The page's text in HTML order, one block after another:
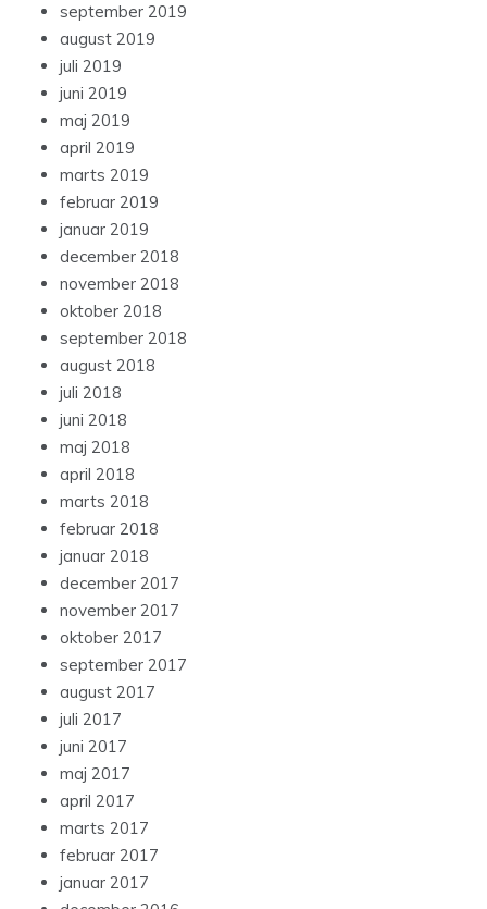
september 2019
august 2019
juli 2019
juni 2019
maj 2019
april 2019
marts 2019
februar 2019
januar 2019
december 2018
november 2018
oktober 2018
september 2018
august 2018
juli 2018
juni 2018
maj 2018
april 2018
marts 2018
februar 2018
januar 2018
december 2017
november 2017
oktober 2017
september 2017
august 2017
juli 2017
juni 2017
maj 2017
april 2017
marts 2017
februar 2017
januar 2017